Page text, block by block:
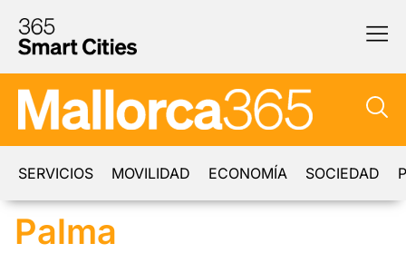
SERVICIOS MOVILIDAD ECONOMÍA SOCIEDAD
Palma